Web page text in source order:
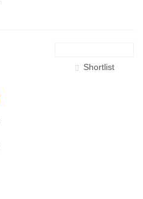
Shortlist